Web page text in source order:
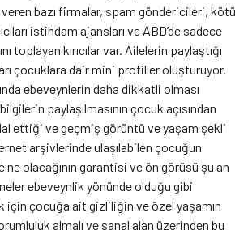
bazı firmalar, spam göndericileri, kötü
istihdam ajansları ve ABD’de sadece
toplayan kırıcılar var. Ailelerin paylaştığı
çocuklara dair mini profiller oluşturuyor.
ebeveynlerin daha dikkatli olması
paylaşılmasının çocuk açısından
ettiği ve geçmiş görüntü ve yaşam şekli
arşivlerinde ulaşılabilen çocuğun
olacağının garantisi ve ön görüsü şu an
ebeveynlik yönünde olduğu gibi
için çocuğa ait gizliliğin ve özel yaşamın
almalı ve sanal alan üzerinden bu